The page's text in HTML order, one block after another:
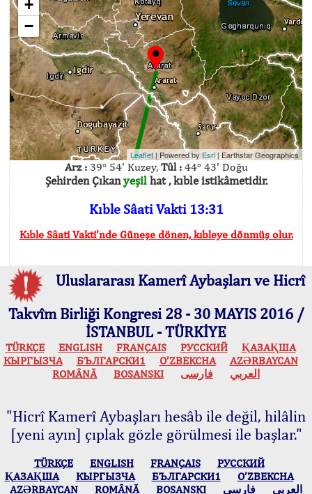
+
−
Leaflet | Powered byEsri| Earthstar Geographics
Arz :39° 54' Kuzey, Tûl :44° 43' Doğu
Şehirden Çıkanyeşilhat , kıble istikâmetidir.
Kıble Sâati Vakti 13:31
Kıble Sâati Vakti'nde Güneşe dönen, kıbleye dönmüş olur.
Uluslararası Kamerî Aybaşları ve Hicrî
Takvîm Birliği Kongresi 28 - 30 MAYIS 2016 /
İSTANBUL - TÜRKİYE
TÜRKÇE ENGLISH FRANÇAIS РУССКИЙ
ҚАЗАҚША
КЫPГЫЗЧA
БЪЛГАРСКИ1 O’ZBEKCHA
AZӘRBAYCAN
ROMÂNĂ
BOSANSKI العربي فارسی
"Hicrî Kamerî Aybaşları hesâb ile değil, hilâlin
[yeni ayın] çıplak gözle görülmesi ile başlar."
TÜRKÇE ENGLISH FRANÇAIS
РУССКИЙ
ҚАЗАҚША
КЫPГЫЗЧA БЪЛГАРСКИ1
O’ZBEKCHA
AZӘRBAYCAN
ROMÂNĂ BOSANSKI العربي فارسی